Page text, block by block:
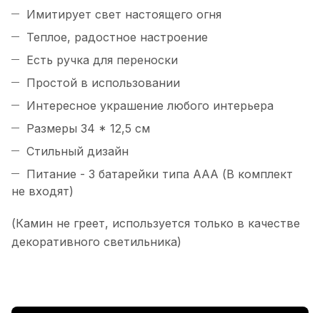
Имитирует свет настоящего огня
Теплое, радостное настроение
Есть ручка для переноски
Простой в использовании
Интересное украшение любого интерьера
Размеры 34 * 12,5 см
Стильный дизайн
Питание - 3 батарейки типа АAA (В комплект
не входят)
(Камин не греет, используется только в качестве
декоративного светильника)